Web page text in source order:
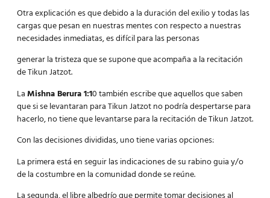
Otra explicación es que debido a la duración del exilio y todas las
cargas que pesan en nuestras mentes con respecto a nuestras
necesidades inmediatas, es difícil para las personas
generar la tristeza que se supone que acompaña a la recitación
de Tikun Jatzot.
LaMishna Berura 1:10 también escribe que aquellos que saben
que si se levantaran para Tikun Jatzot no podría despertarse para
hacerlo, no tiene que levantarse para la recitación de Tikun Jatzot.
Con las decisiones divididas, uno tiene varias opciones:
La primera está en seguir las indicaciones de su rabino guia y/o
de la costumbre en la comunidad donde se reúne.